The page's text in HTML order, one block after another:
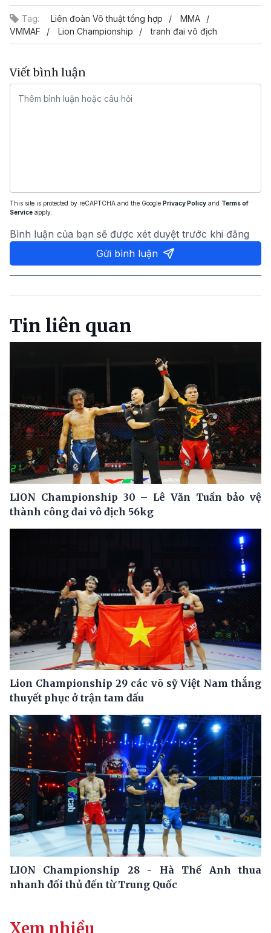
Tag: Liên đoàn Võ thuật tổng hợp
MMA
VMMAF
Lion Championship tranh đai vô địch
Viết bình luận
This site is protected by reCAPTCHA and the Google Privacy Policy and Terms of
Service apply.
Bình luận của bạn sẽ được xét duyệt trước khi đăng
Gửi bình luận
Tin liên quan
LION Championship 30 – Lê Văn Tuần bảo vệ
thành công đai vô địch 56kg
Lion Championship 29 các võ sỹ Việt Nam thắng
thuyết phục ở trận tam đấu
LION Championship 28 - Hà Thế Anh thua
nhanh đối thủ đến từ Trung Quốc
Xem nhiều